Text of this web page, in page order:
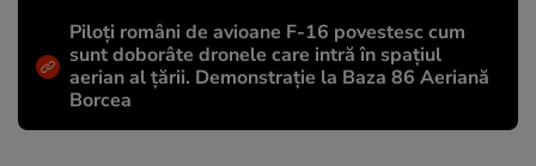
Piloți români de avioane F-16 povestesc cum
sunt doborâte dronele care intră în spațiul
aerian al țării. Demonstrație la Baza 86 Aeriană
Borcea